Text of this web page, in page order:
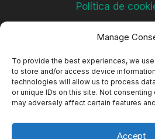
Manage
To provide the best experiences, we
to store and/or access device
technologies will allow us to process
or unique IDs on this site. Not
may adversely affect certain features
Accept
Política de